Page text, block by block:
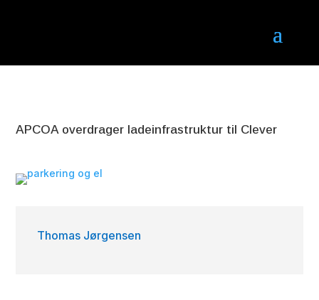
APCOA overdrager ladeinfrastruktur til Clever
Thomas Jørgensen